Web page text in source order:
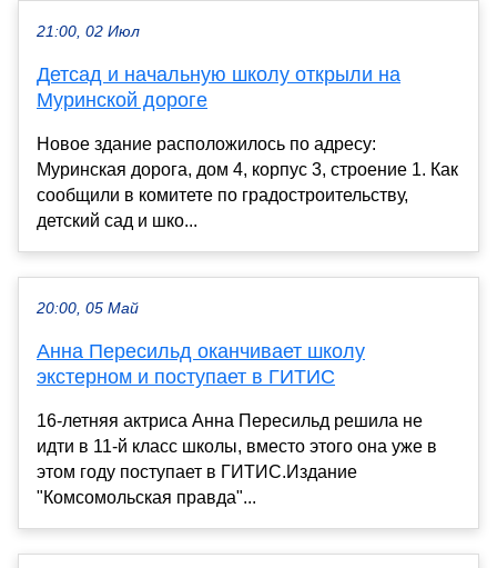
21:00, 02 Июл
Детсад и начальную школу открыли на
Муринской дороге
Новое здание расположилось по адресу:
Муринская дорога, дом 4, корпус 3, строение 1. Как
сообщили в комитете по градостроительству,
детский сад и шко...
20:00, 05 Май
Анна Пересильд оканчивает школу
экстерном и поступает в ГИТИС
16-летняя актриса Анна Пересильд решила не
идти в 11-й класс школы, вместо этого она уже в
этом году поступает в ГИТИС.Издание
"Комсомольская правда"...